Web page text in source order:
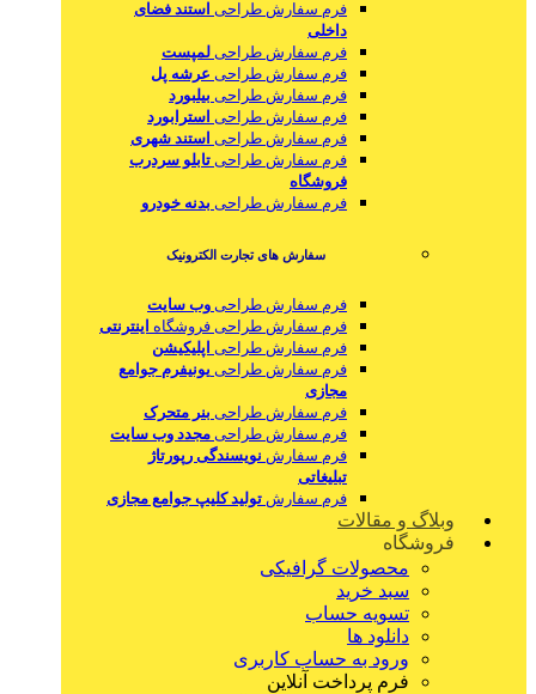
فرم سفارش طراحی استند فضای
داخلی
فرم سفارش طراحی لمپست
فرم سفارش طراحی عرشه پل
فرم سفارش طراحی بیلبورد
فرم سفارش طراحی استرابورد
فرم سفارش طراحی استند شهری
فرم سفارش طراحی تابلو سردرب
فروشگاه
فرم سفارش طراحی بدنه خودرو
سفارش های تجارت الکترونیک
فرم سفارش طراحی وب سایت
فرم سفارش طراحی فروشگاه اینترنتی
فرم سفارش طراحی اپلیکیشن
فرم سفارش طراحی یونیفرم جوامع
مجازی
فرم سفارش طراحی بنر متحرک
فرم سفارش طراحی مجدد وب سایت
فرم سفارش نویسندگی رپورتاژ
تبلیغاتی
فرم سفارش تولید کلیپ جوامع مجازی
وبلاگ و مقالات
فروشگاه
محصولات گرافیکی
سبد خرید
تسویه حساب
دانلود ها
ورود به حساب کاربری
فرم پرداخت آنلاین